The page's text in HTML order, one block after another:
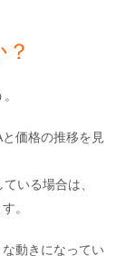
価格の推移を見
いる場合は、
。
動きになってい